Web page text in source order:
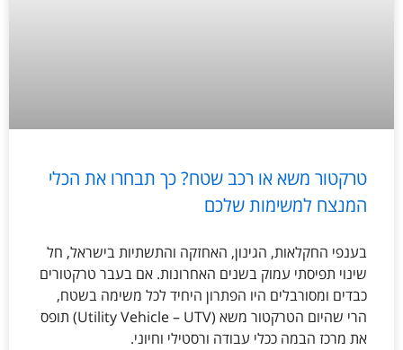
טרקטור משא או רכב שטח? כך תבחרו את הכלי
המנצח למשימות שלכם
בענפי החקלאות, הגינון, האחזקה והתשתיות בישראל, חל
שינוי תפיסתי עמוק בשנים האחרונות. אם בעבר טרקטורים
כבדים ומסורבלים היו הפתרון היחיד לכל משימה בשטח,
הרי שהיום הטרקטור משא (Utility Vehicle – UTV) תופס
את מרכז הבמה ככלי עבודה ורסטילי וחיוני.